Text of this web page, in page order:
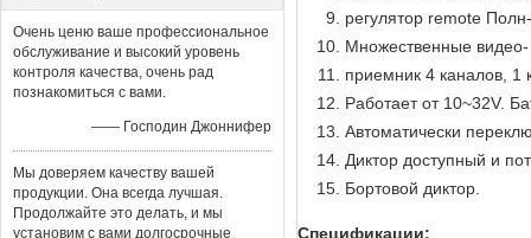
Очень ценю ваше профессиональное
обслуживание и высокий уровень
контроля качества, очень рад
познакомиться с вами.
—— Господин Джоннифер
Мы доверяем качеству вашей
продукции. Она всегда лучшая.
Продолжайте это делать, и мы
установим с вами долгосрочные
регулятор remote
Множественные
приемник 4 каналов, 1
Работает от 10~32V.
Автоматически
Диктор доступный и
Бортовой диктор.
Спецификации: